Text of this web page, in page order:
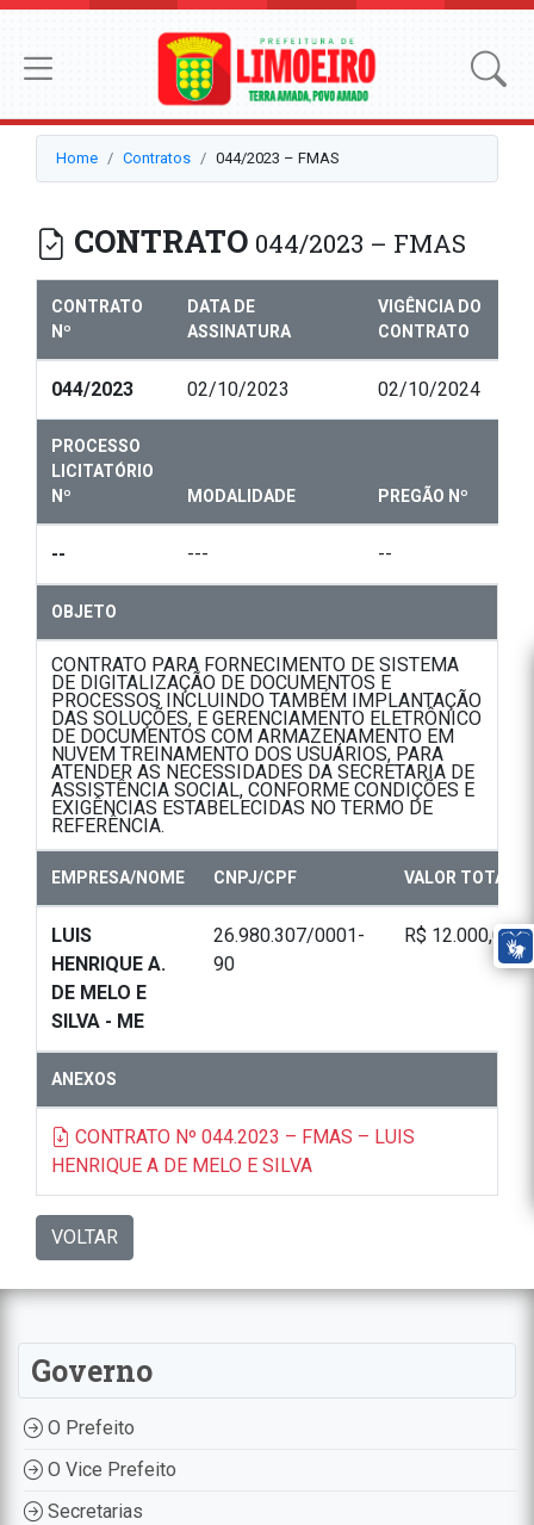
Home Contratos 044/2023 – FMAS
CONTRATO 044/2023 – FMAS
CONTRATO
Nº
DATA DE
ASSINATURA
VIGÊNCIA DO
CONTRATO
044/2023 02/10/2023 02/10/2024
PROCESSO
LICITATÓRIO
Nº
MODALIDADE PREGÃO Nº
-- --- --
OBJETO
CONTRATO PARA FORNECIMENTO DE SISTEMA
DE DIGITALIZAÇÃO DE DOCUMENTOS E
PROCESSOS INCLUINDO TAMBÉM IMPLANTAÇÃO
DAS SOLUÇÕES, E GERENCIAMENTO ELETRÔNICO
DE DOCUMENTOS COM ARMAZENAMENTO EM
NUVEM TREINAMENTO DOS USUÁRIOS, PARA
ATENDER AS NECESSIDADES DA SECRETARIA DE
ASSISTÊNCIA SOCIAL, CONFORME CONDIÇÕES E
EXIGÊNCIAS ESTABELECIDAS NO TERMO DE
REFERÊNCIA.
EMPRESA/NOME CNPJ/CPF VALOR TOTAL
LUIS
HENRIQUE A.
DE MELO E
SILVA - ME
26.980.307/0001-
90
R$ 12.000,00
ANEXOS
CONTRATO Nº 044.2023 – FMAS – LUIS
HENRIQUE A DE MELO E SILVA
VOLTAR
Governo
O Prefeito
O Vice Prefeito
Secretarias